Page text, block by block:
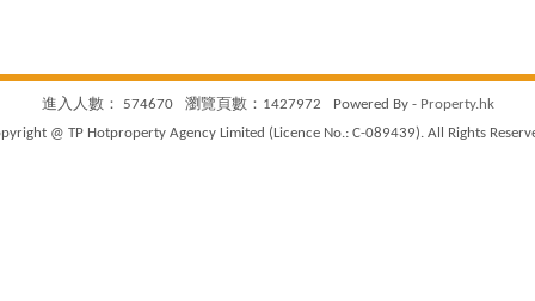
進入人數： 574670 瀏覽頁數：1427972 Powered By - Property.hk
@ TP Hotproperty Agency Limited (Licence No.: C-089439). All Rights